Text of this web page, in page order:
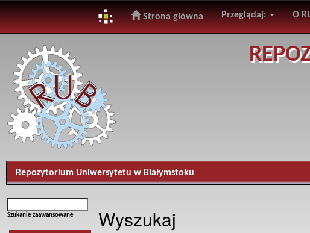
navigation
Strona główna Przeglądaj: O
Repozytorium Uniwersytetu w Białymstoku
Szukanie zaawansowane Wyszukaj